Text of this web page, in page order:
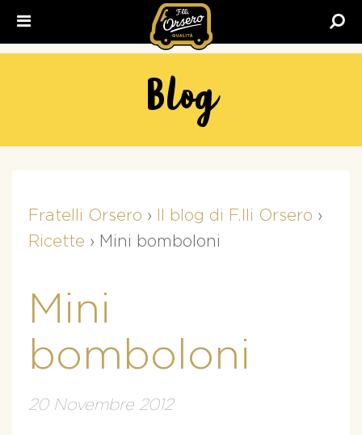
Blog
Fratelli Orsero › Il blog di F.lli Orsero ›
Ricette › Mini bomboloni
Mini
bomboloni
20 Novembre 2012